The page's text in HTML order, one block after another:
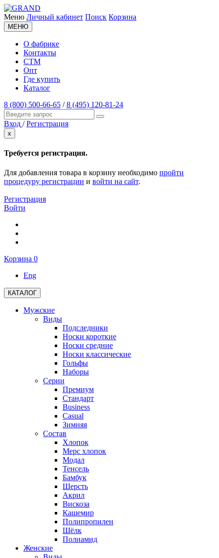
Меню Личный кабинет Поиск Корзина
МЕНЮ
О фабрике
Контакты
СТМ
Опт
Где купить
Каталог
8 (800) 500-66-65 /8 (495) 120-81-24
Вход / Регистрация
x
Требуется регистрация.
Для добавления товара в корзину необходимо пройти
процедуру регистрации и войти на сайт.
Регистрация
Войти
Корзина 0
Eng
КАТАЛОГ
Мужские
Виды
Подследники
Носки короткие
Носки средние
Носки классические
Гольфы
Наборы
Серии
Премиум
Стандарт
Business
Casual
Зимняя
Состав
Хлопок
Мерс хлопок
Модал
Тенсель
Бамбук
Шерсть
Акрил
Вискоза
Кашемир
Полипропилен
Шёлк
Полиамид
Женские